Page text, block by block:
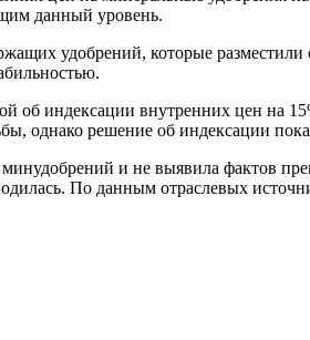
данный уровень.
удобрений, которые
об индексации внутренних цен на
однако решение об индексации
и не выявила фактов
По данным отраслевых